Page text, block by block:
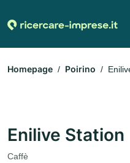
Homepage Poirino
Enilive Station
Caffè